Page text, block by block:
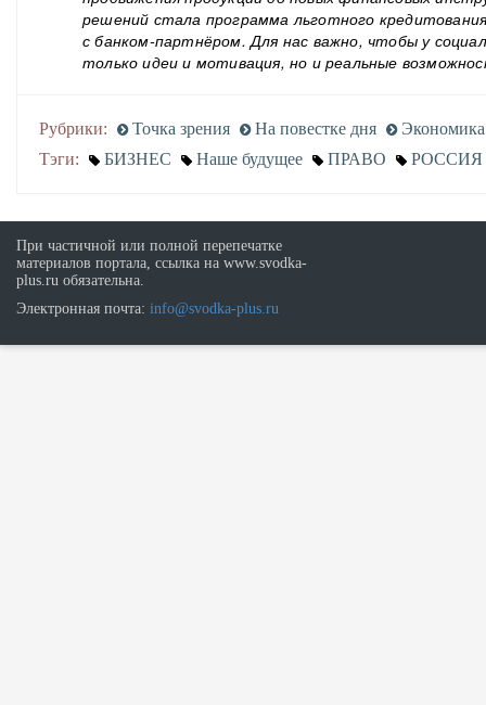
решений стала программа льготного
с банком-партнёром. Для нас важно, чтобы у
только идеи и мотивация, но и реальные
Рубрики: Точка зрения На повестке дня
Экономика
Тэги:
БИЗНЕС Наше будущее ПРАВО РОССИЯ
При частичной или полной перепечатке
материалов портала, ссылка на www.svodka-
plus.ru обязательна.
Электронная почта: info@svodka-plus.ru